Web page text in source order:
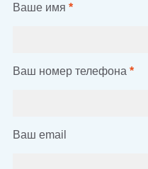
Ваше имя *
Ваш номер телефона *
Ваш email